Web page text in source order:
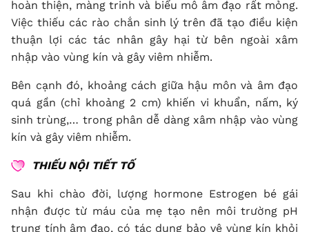
hoàn thiện, màng trinh và biểu mô âm đạo rất mỏng.
Việc thiếu các rào chắn sinh lý trên đã tạo điều kiện
thuận lợi các tác nhân gây hại từ bên ngoài xâm
nhập vào vùng kín và gây viêm nhiễm.
Bên cạnh đó, khoảng cách giữa hậu môn và âm đạo
quá gần (chỉ khoảng 2 cm) khiến vi khuẩn, nấm, ký
sinh trùng,… trong phân dễ dàng xâm nhập vào vùng
kín và gây viêm nhiễm.
THIẾU NỘI TIẾT TỐ
Sau khi chào đời, lượng hormone Estrogen bé gái
nhận được từ máu của mẹ tạo nên môi trường pH
trung tính âm đạo, có tác dụng bảo vệ vùng kín khỏi